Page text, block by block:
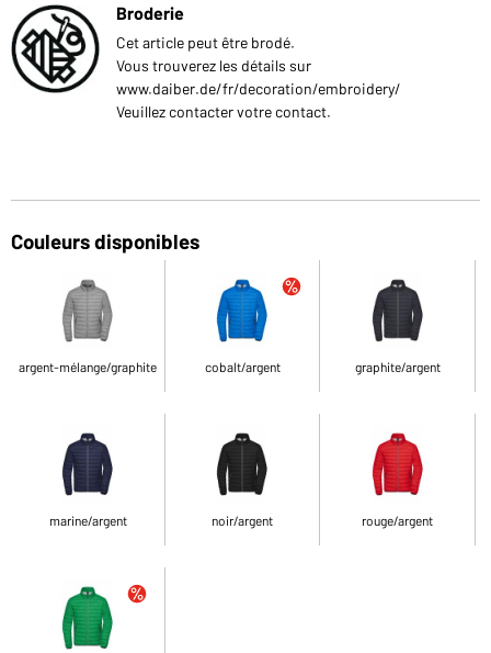
Broderie
Cet article peut être brodé.
Vous trouverez les détails sur
www.daiber.de/fr/decoration/embroidery/
Veuillez contacter votre contact.
Couleurs disponibles
argent-mélange/graphite cobalt/argent graphite/argent
marine/argent noir/argent rouge/argent